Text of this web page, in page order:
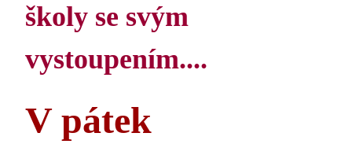
školy se svým
vystoupením....
V pátek